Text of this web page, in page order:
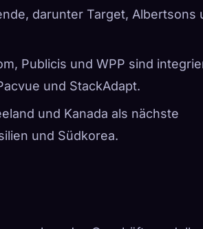
darunter Target, Albertsons
Publicis und WPP sind
und StackAdapt.
und Kanada als nächste
und Südkorea.